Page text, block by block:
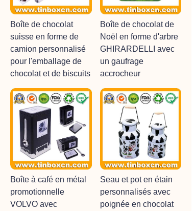
Boîte de chocolat
suisse en forme de
camion personnalisé
pour l'emballage de
chocolat et de biscuits
Boîte de chocolat de
Noël en forme d'arbre
GHIRARDELLI avec
un gaufrage
accrocheur
Boîte à café en métal
promotionnelle
VOLVO avec
Seau et pot en étain
personnalisés avec
poignée en chocolat